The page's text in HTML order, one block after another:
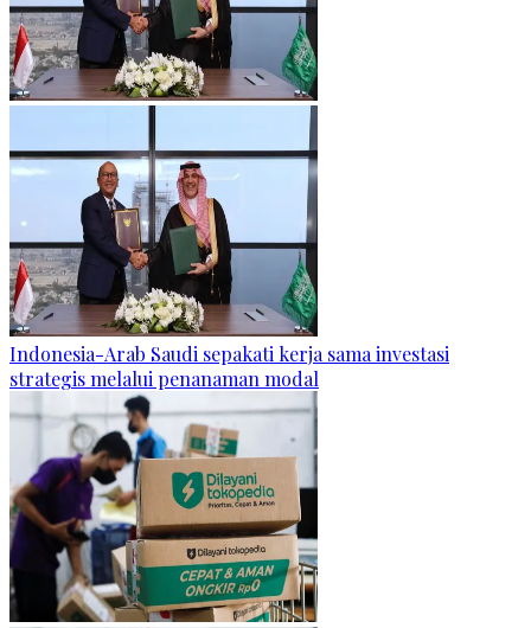
Indonesia-Arab Saudi sepakati kerja sama investasi
strategis melalui penanaman modal